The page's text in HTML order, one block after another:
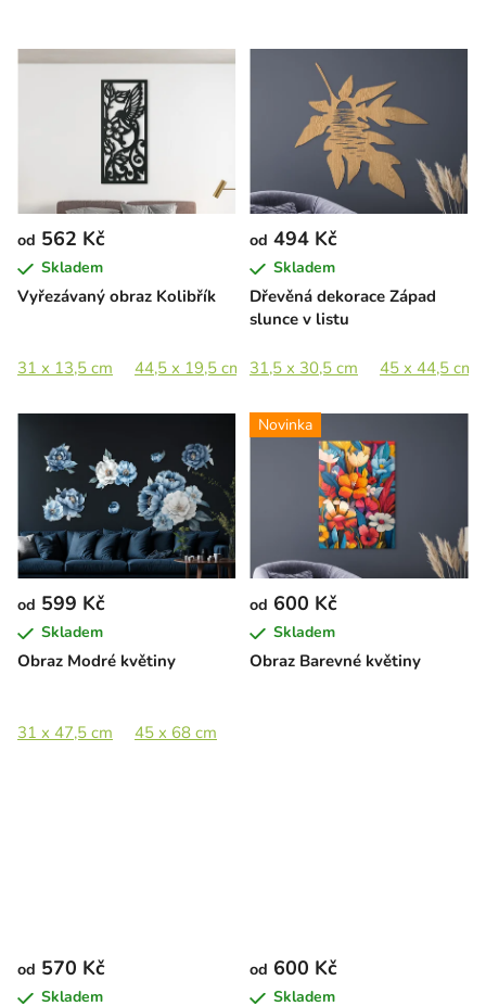
Vyřezávaný obraz Kolibřík
od 562 Kč
Skladem
31 x 13,5 cm 44,5 x 19,5 cm 65 x 28,5 cm 89 x 39 cm
Dřevěná dekorace Západ
slunce v listu
od 494 Kč
Skladem
31,5 x 30,5 cm 45 x 44,5 cm
Obraz Modré květiny
od 599 Kč
Skladem
31 x 47,5 cm 45 x 68 cm
Novinka
Obraz Barevné květiny
od 600 Kč
Skladem
od 570 Kč
Skladem
od 600 Kč
Skladem